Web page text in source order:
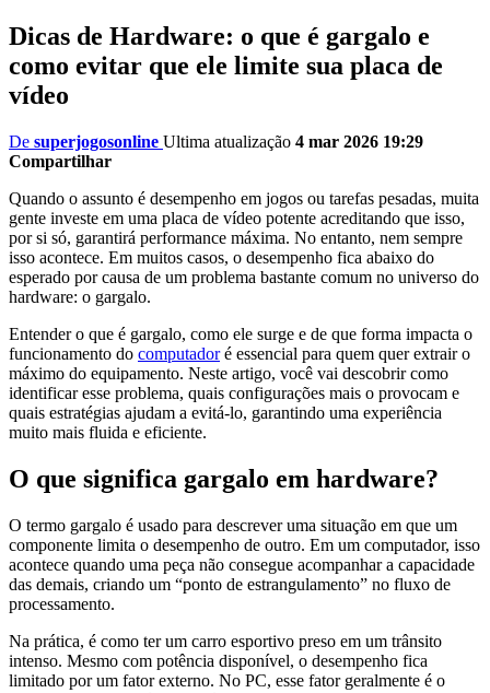
Dicas de Hardware: o que é gargalo e
como evitar que ele limite sua placa de
vídeo
De superjogosonline Ultima atualização 4 mar 2026 19:29
Compartilhar
Quando o assunto é desempenho em jogos ou tarefas pesadas, muita
gente investe em uma placa de vídeo potente acreditando que isso,
por si só, garantirá performance máxima. No entanto, nem sempre
isso acontece. Em muitos casos, o desempenho fica abaixo do
esperado por causa de um problema bastante comum no universo do
hardware: o gargalo.
Entender o que é gargalo, como ele surge e de que forma impacta o
funcionamento do computadoré essencial para quem quer extrair o
máximo do equipamento. Neste artigo, você vai descobrir como
identificar esse problema, quais configurações mais o provocam e
quais estratégias ajudam a evitá-lo, garantindo uma experiência
muito mais fluida e eficiente.
O que significa gargalo em hardware?
O termo gargalo é usado para descrever uma situação em que um
componente limita o desempenho de outro. Em um computador, isso
acontece quando uma peça não consegue acompanhar a capacidade
das demais, criando um “ponto de estrangulamento” no fluxo de
processamento.
Na prática, é como ter um carro esportivo preso em um trânsito
intenso. Mesmo com potência disponível, o desempenho fica
limitado por um fator externo. No PC, esse fator geralmente é o